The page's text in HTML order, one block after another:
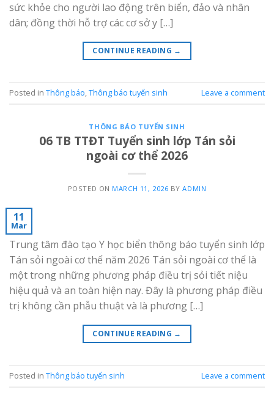
sức khỏe cho người lao động trên biển, đảo và nhân
dân; đồng thời hỗ trợ các cơ sở y […]
CONTINUE READING →
Posted in Thông báo,Thông báo tuyển sinh Leave a comment
THÔNG BÁO TUYỂN SINH
06 TB TTĐT Tuyển sinh lớp Tán sỏi
ngoài cơ thể 2026
POSTED ON MARCH 11, 2026 BYADMIN
11
Mar
Trung tâm đào tạo Y học biển thông báo tuyển sinh lớp
Tán sỏi ngoài cơ thể năm 2026 Tán sỏi ngoài cơ thể là
một trong những phương pháp điều trị sỏi tiết niệu
hiệu quả và an toàn hiện nay. Đây là phương pháp điều
trị không cần phẫu thuật và là phương […]
CONTINUE READING →
Posted in Thông báo tuyển sinh Leave a comment